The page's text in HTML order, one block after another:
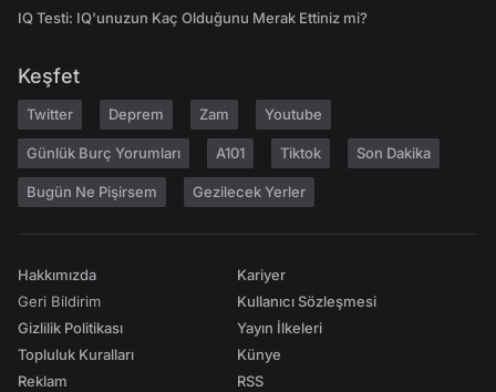
IQ Testi: IQ'unuzun Kaç Olduğunu Merak Ettiniz mi?
Keşfet
Twitter Deprem Zam Youtube
Günlük Burç Yorumları A101 Tiktok Son Dakika
Bugün Ne Pişirsem Gezilecek Yerler
Hakkımızda
Geri Bildirim
Gizlilik Politikası
Topluluk Kuralları
Reklam
Kariyer
Kullanıcı Sözleşmesi
Yayın İlkeleri
Künye
RSS